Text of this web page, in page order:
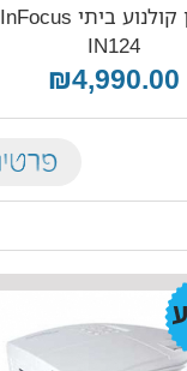
מקרן קולנוע ביתי InFocus
IN124
₪4,990.00
Details